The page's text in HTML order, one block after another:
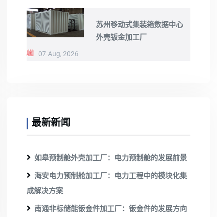
苏州移动式集装箱数据中心
外壳钣金加工厂
07-Aug, 2026
最新新闻
如皋预制舱外壳加工厂：电力预制舱的发展前景
海安电力预制舱加工厂：电力工程中的模块化集
成解决方案
南通非标储能钣金件加工厂：钣金件的发展方向